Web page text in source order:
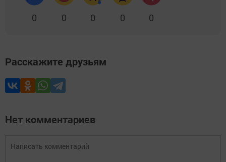
0 0 0 0 0
Расскажите друзьям
Нет комментариев